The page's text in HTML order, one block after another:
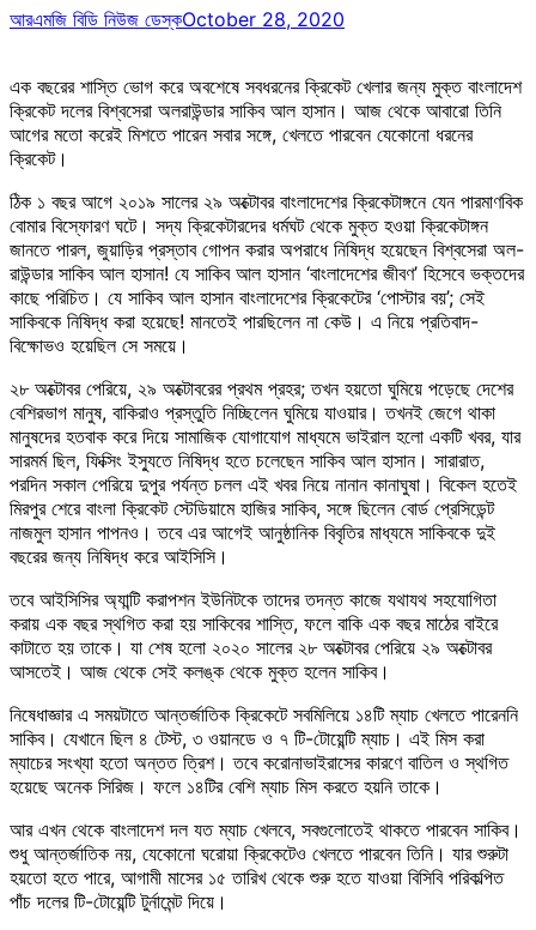
আরএমজি বিডি নিউজ ডেস্কOctober 28, 2020
এক বছরের শাস্তি ভোগ করে অবশেষে সবধরনের ক্রিকেট খেলার জন্য মুক্ত বাংলাদেশ
ক্রিকেট দলের বিশ্বসেরা অলরাউন্ডার সাকিব আল হাসান। আজ থেকে আবারো তিনি
আগের মতো করেই মিশতে পারেন সবার সঙ্গে, খেলতে পারবেন যেকোনো ধরনের
ক্রিকেট।
ঠিক ১ বছর আগে ২০১৯ সালের ২৯ অক্টোবর বাংলাদেশের ক্রিকেটাঙ্গনে যেন পারমাণবিক
বোমার বিস্ফোরণ ঘটে। সদ্য ক্রিকেটারদের ধর্মঘট থেকে মুক্ত হওয়া ক্রিকেটাঙ্গন
জানতে পারল, জুয়াড়ির প্রস্তাব গোপন করার অপরাধে নিষিদ্ধ হয়েছেন বিশ্বসেরা অল-
রাউন্ডার সাকিব আল হাসান! যে সাকিব আল হাসান ‘বাংলাদেশের জীবণ’ হিসেবে ভক্তদের
কাছে পরিচিত। যে সাকিব আল হাসান বাংলাদেশের ক্রিকেটের ‘পোস্টার বয়’; সেই
সাকিবকে নিষিদ্ধ করা হয়েছে! মানতেই পারছিলেন না কেউ। এ নিয়ে প্রতিবাদ-
বিক্ষোভও হয়েছিল সে সময়ে।
২৮ অক্টোবর পেরিয়ে, ২৯ অক্টোবরের প্রথম প্রহর; তখন হয়তো ঘুমিয়ে পড়েছে দেশের
বেশিরভাগ মানুষ, বাকিরাও প্রস্তুতি নিচ্ছিলেন ঘুমিয়ে যাওয়ার। তখনই জেগে থাকা
মানুষদের হতবাক করে দিয়ে সামাজিক যোগাযোগ মাধ্যমে ভাইরাল হলো একটি খবর, যার
সারমর্ম ছিল, ফিক্সিং ইস্যুতে নিষিদ্ধ হতে চলেছেন সাকিব আল হাসান। সারারাত,
পরদিন সকাল পেরিয়ে দুপুর পর্যন্ত চলল এই খবর নিয়ে নানান কানাঘুষা। বিকেল হতেই
মিরপুর শেরে বাংলা ক্রিকেট স্টেডিয়ামে হাজির সাকিব, সঙ্গে ছিলেন বোর্ড প্রেসিডেন্ট
নাজমুল হাসান পাপনও। তবে এর আগেই আনুষ্ঠানিক বিবৃতির মাধ্যমে সাকিবকে দুই
বছরের জন্য নিষিদ্ধ করে আইসিসি।
তবে আইসিসির অ্যান্টি করাপশন ইউনিটকে তাদের তদন্ত কাজে যথাযথ সহযোগিতা
করায় এক বছর স্থগিত করা হয় সাকিবের শাস্তি, ফলে বাকি এক বছর মাঠের বাইরে
কাটাতে হয় তাকে। যা শেষ হলো ২০২০ সালের ২৮ অক্টোবর পেরিয়ে ২৯ অক্টোবর
আসতেই। আজ থেকে সেই কলঙ্ক থেকে মুক্ত হলেন সাকিব।
নিষেধাজ্ঞার এ সময়টাতে আন্তর্জাতিক ক্রিকেটে সবমিলিয়ে ১৪টি ম্যাচ খেলতে পারেননি
সাকিব। যেখানে ছিল ৪ টেস্ট, ৩ ওয়ানডে ও ৭ টি-টোয়েন্টি ম্যাচ। এই মিস করা
ম্যাচের সংখ্যা হতো অন্তত ত্রিশ। তবে করোনাভাইরাসের কারণে বাতিল ও স্থগিত
হয়েছে অনেক সিরিজ। ফলে ১৪টির বেশি ম্যাচ মিস করতে হয়নি তাকে।
আর এখন থেকে বাংলাদেশ দল যত ম্যাচ খেলবে, সবগুলোতেই থাকতে পারবেন সাকিব।
শুধু আন্তর্জাতিক নয়, যেকোনো ঘরোয়া ক্রিকেটেও খেলতে পারবেন তিনি। যার শুরুটা
হয়তো হতে পারে, আগামী মাসের ১৫ তারিখ থেকে শুরু হতে যাওয়া বিসিবি পরিকল্পিত
পাঁচ দলের টি-টোয়েন্টি টুর্নামেন্ট দিয়ে।